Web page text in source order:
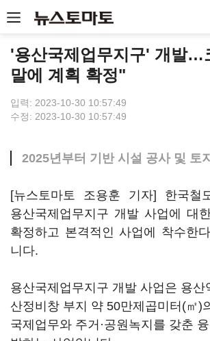
'용산국제업무지구' 개발…
말에 계획 확정"
입력: 2023-10-30 10:57:49
수정: 2023-10-30 10:57:49
2025년부터 기반 시설 공사 및 토
[뉴스토마토 조용훈 기자] 한국철
용산국제업무지구 개발 사업에 대
확정하고 본격적인 사업에 착수한
니다.
용산국제업무지구 개발 사업은 용산
산정비창 부지 약 50만제곱미터(㎡)
국제업무와 주거·공원녹지를 갖춘